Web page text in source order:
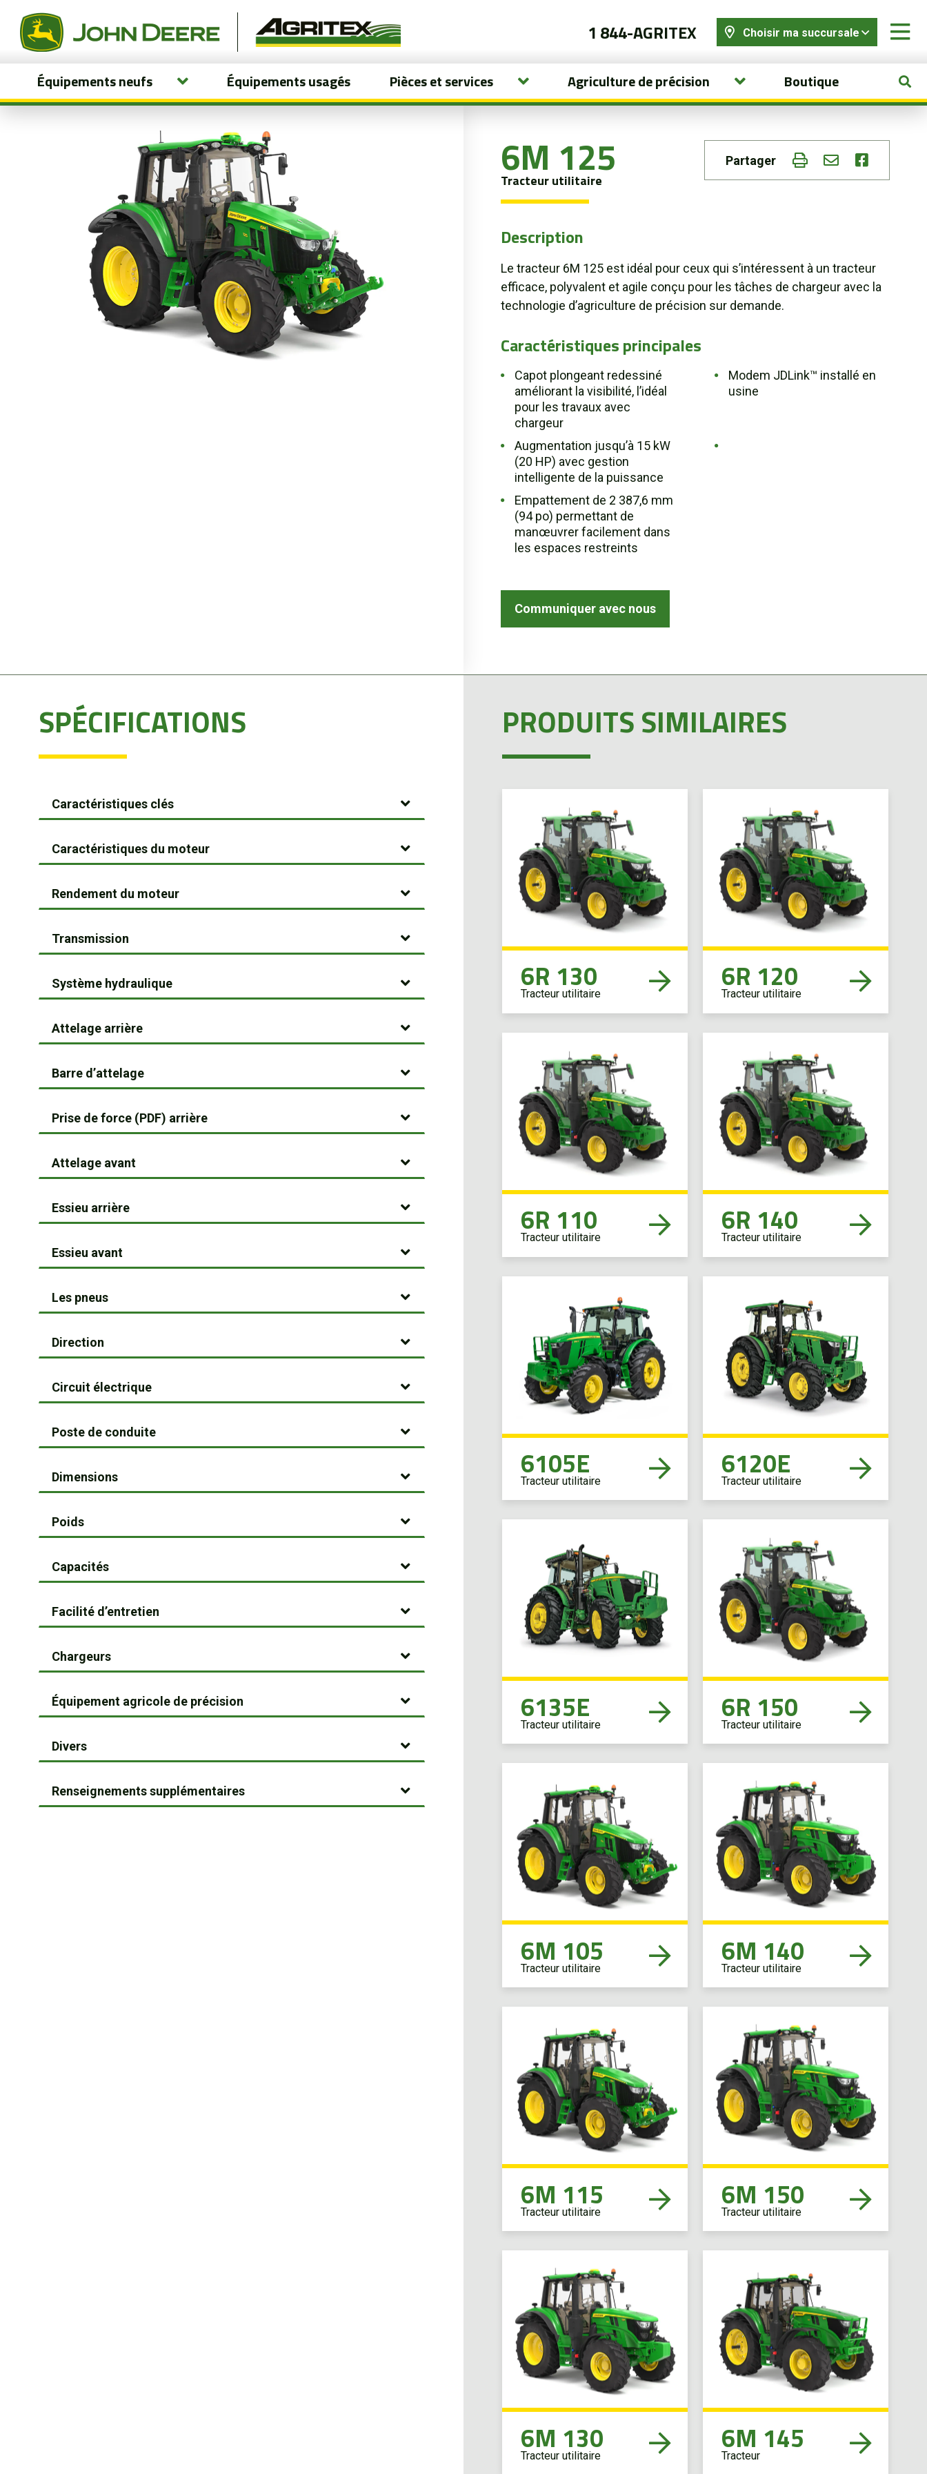
1 844-AGRITEX Choisir ma succursale
Équipements neufs Équipements usagés Pièces et services Agriculture de précision Boutique
6M 125
Tracteur utilitaire
Description
Le tracteur 6M 125 est idéal pour ceux qui s’intéressent à un tracteur
efficace, polyvalent et agile conçu pour les tâches de chargeur avec la
technologie d’agriculture de précision sur demande.
Caractéristiques principales
Capot plongeant redessiné
améliorant la visibilité, l’idéal
pour les travaux avec
chargeur
Modem JDLink™ installé en
usine
Augmentation jusqu’à 15 kW
(20 HP) avec gestion
intelligente de la puissance
Empattement de 2 387,6 mm
(94 po) permettant de
manœuvrer facilement dans
les espaces restreints
Communiquer avec nous
Partager
SPÉCIFICATIONS
Caractéristiques clés
Caractéristiques du moteur
Rendement du moteur
Transmission
Système hydraulique
Attelage arrière
Barre d’attelage
Prise de force (PDF) arrière
Attelage avant
Essieu arrière
Essieu avant
Les pneus
Direction
Circuit électrique
Poste de conduite
Dimensions
Poids
Capacités
Facilité d’entretien
Chargeurs
Équipement agricole de précision
Divers
Renseignements supplémentaires
PRODUITS SIMILAIRES
6R 130
Tracteur utilitaire 6R 120
Tracteur utilitaire
6R 110
Tracteur utilitaire 6R 140
Tracteur utilitaire
6105E
Tracteur utilitaire 6120E
Tracteur utilitaire
6135E
Tracteur utilitaire 6R 150
Tracteur utilitaire
6M 105
Tracteur utilitaire 6M 140
Tracteur utilitaire
6M 115
Tracteur utilitaire 6M 150
Tracteur utilitaire
6M 130
Tracteur utilitaire 6M 145
Tracteur
Équipements neufs
Équipements usagés
Agriculture de précision
Portail client